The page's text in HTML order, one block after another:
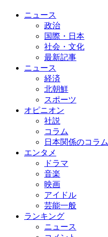
ニュース
政治
国際・日本
社会・文化
最新記事
ニュース
経済
北朝鮮
スポーツ
オピニオン
社説
コラム
日本関係のコラム
エンタメ
ドラマ
音楽
映画
アイドル
芸能一般
ランキング
ニュース